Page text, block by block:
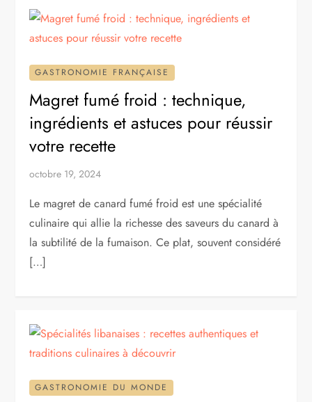
GASTRONOMIE FRANÇAISE
Magret fumé froid : technique,
ingrédients et astuces pour réussir
votre recette
octobre 19, 2024
Le magret de canard fumé froid est une spécialité
culinaire qui allie la richesse des saveurs du canard à
la subtilité de la fumaison. Ce plat, souvent considéré
[…]
GASTRONOMIE DU MONDE